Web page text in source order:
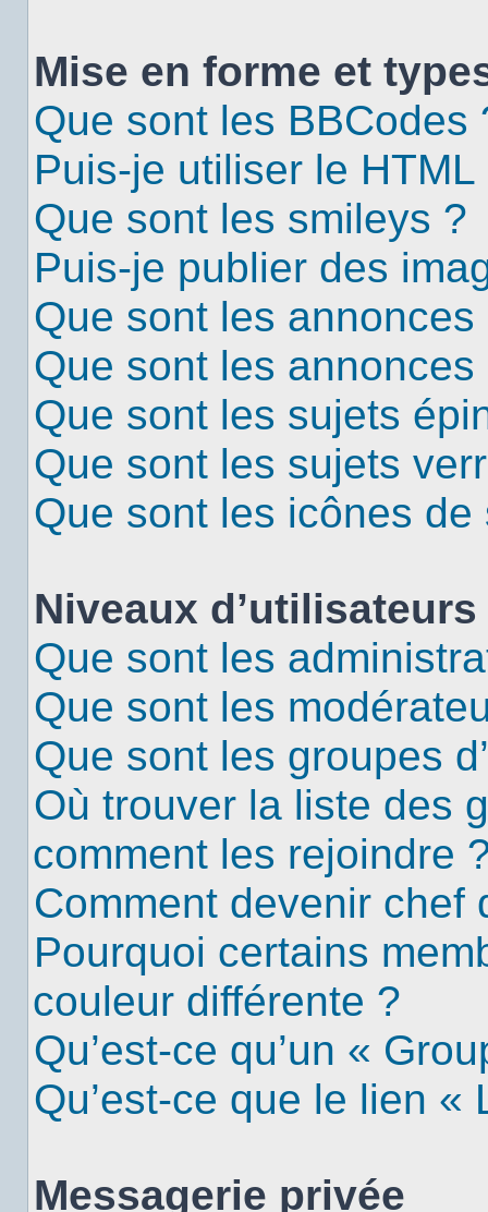
Mise en forme et
Que sont les BBCodes
Puis-je utiliser le HTML
Que sont les smileys ?
Puis-je publier des
Que sont les
Que sont les annonces
Que sont les sujets
Que sont les sujets
Que sont les icônes de
Niveaux
Que sont les
Que sont les
Que sont les groupes
Où trouver la liste des
comment les rejoindre
Comment devenir chef
Pourquoi certains
couleur différente ?
Qu’est-ce qu’un «
Qu’est-ce que le lien «
Messagerie privée